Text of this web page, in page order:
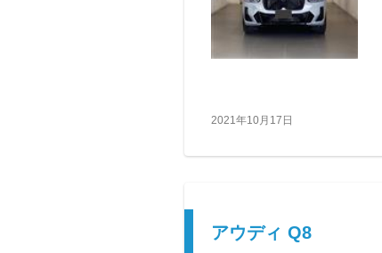
2021年10月17日
アウディ Q8